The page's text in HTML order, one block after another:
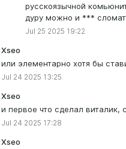
русскоязычной
дуру можно и ***
Jul 25 2025 19:22
Xseo
или элементарно хотя бы
Jul 24 2025 13:25
Xseo
и первое что сделал виталик,
Jul 24 2025 17:28
Xseo